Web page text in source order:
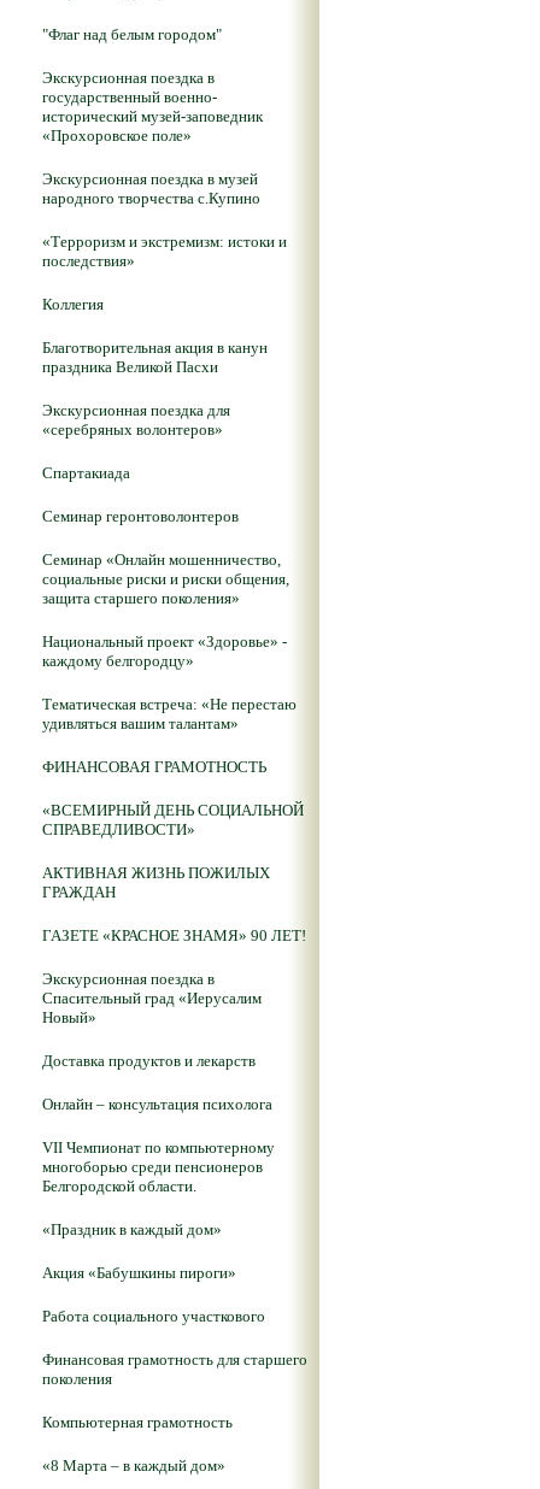
"Флаг над белым городом"
Экскурсионная поездка в
государственный военно-
исторический музей-заповедник
«Прохоровское поле»
Экскурсионная поездка в музей
народного творчества с.Купино
«Терроризм и экстремизм: истоки и
последствия»
Коллегия
Благотворительная акция в канун
праздника Великой Пасхи
Экскурсионная поездка для
«серебряных волонтеров»
Спартакиада
Семинар геронтоволонтеров
Семинар «Онлайн мошенничество,
социальные риски и риски общения,
защита старшего поколения»
Национальный проект «Здоровье» -
каждому белгородцу»
Тематическая встреча: «Не перестаю
удивляться вашим талантам»
ФИНАНСОВАЯ ГРАМОТНОСТЬ
«ВСЕМИРНЫЙ ДЕНЬ СОЦИАЛЬНОЙ
СПРАВЕДЛИВОСТИ»
АКТИВНАЯ ЖИЗНЬ ПОЖИЛЫХ
ГРАЖДАН
ГАЗЕТЕ «КРАСНОЕ ЗНАМЯ» 90 ЛЕТ!
Экскурсионная поездка в
Спасительный град «Иерусалим
Новый»
Доставка продуктов и лекарств
Онлайн – консультация психолога
VII Чемпионат по компьютерному
многоборью среди пенсионеров
Белгородской области.
«Праздник в каждый дом»
Акция «Бабушкины пироги»
Работа социального участкового
Финансовая грамотность для старшего
поколения
Компьютерная грамотность
«8 Марта – в каждый дом»